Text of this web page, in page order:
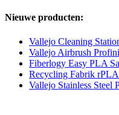
Nieuwe producten:
Vallejo Cleaning
Vallejo Airbrush
Fiberlogy Easy PLA
Recycling Fabrik
Vallejo Stainless Steel